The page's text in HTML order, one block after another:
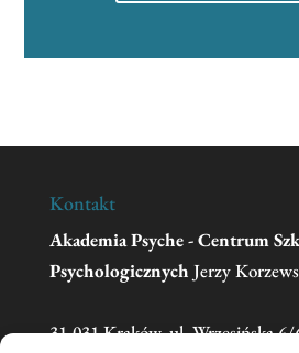
Kontakt
Akademia Psyche - Centrum
Psychologicznych Jerzy
31-031 Kraków, ul. Wrzesińska